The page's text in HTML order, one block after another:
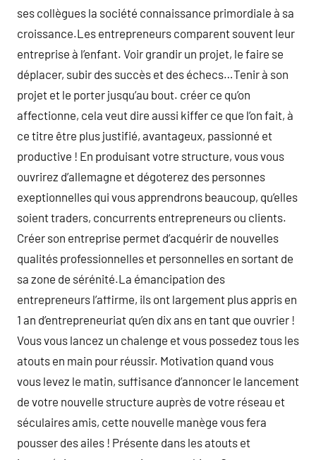
ses collègues la société connaissance primordiale à sa
croissance.Les entrepreneurs comparent souvent leur
entreprise à l’enfant. Voir grandir un projet, le faire se
déplacer, subir des succès et des échecs…Tenir à son
projet et le porter jusqu’au bout. créer ce qu’on
affectionne, cela veut dire aussi kiffer ce que l’on fait, à
ce titre être plus justifié, avantageux, passionné et
productive ! En produisant votre structure, vous vous
ouvrirez d’allemagne et dégoterez des personnes
exeptionnelles qui vous apprendrons beaucoup, qu’elles
soient traders, concurrents entrepreneurs ou clients.
Créer son entreprise permet d’acquérir de nouvelles
qualités professionnelles et personnelles en sortant de
sa zone de sérénité.La émancipation des
entrepreneurs l’affirme, ils ont largement plus appris en
1 an d’entrepreneuriat qu’en dix ans en tant que ouvrier !
Vous vous lancez un chalenge et vous possedez tous les
atouts en main pour réussir. Motivation quand vous
vous levez le matin, suffisance d’annoncer le lancement
de votre nouvelle structure auprès de votre réseau et
séculaires amis, cette nouvelle manège vous fera
pousser des ailes ! Présente dans les atouts et